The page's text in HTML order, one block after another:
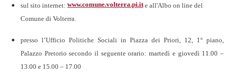
sul sito internet: www.comune.volterra.pi.ite all'Albo on line del
Comune di Volterra.
presso l’Ufficio Politiche Sociali in Piazza dei Priori, 12, 1° piano,
Palazzo Pretorio secondo il seguente orario: martedì e giovedì 11.00 –
13.00 e 15.00 – 17.00